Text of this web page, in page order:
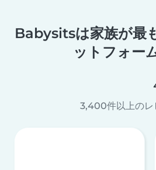
Babysitsは家族が最
ットフォー
3,400件以上のレ